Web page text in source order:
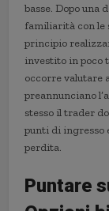
basse. Dopo una
familiarità con le
principio
investito in poco
occorre valutare
preannunciano
stesso il trader
punti di ingresso
perdita.
Puntare